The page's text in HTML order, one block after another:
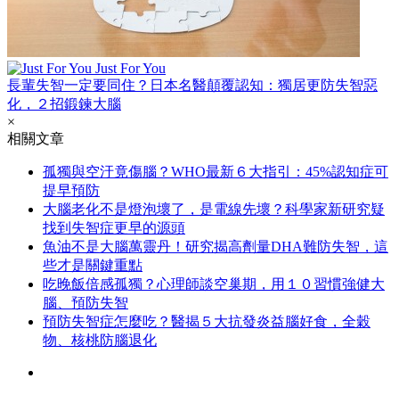
Just For You
長輩失智一定要同住？日本名醫顛覆認知：獨居更防失智惡
化，２招鍛鍊大腦
×
相關文章
孤獨與空汙竟傷腦？WHO最新６大指引：45%認知症可
提早預防
大腦老化不是燈泡壞了，是電線先壞？科學家新研究疑
找到失智症更早的源頭
魚油不是大腦萬靈丹！研究揭高劑量DHA難防失智，這
些才是關鍵重點
吃晚飯倍感孤獨？心理師談空巢期，用１０習慣強健大
腦、預防失智
預防失智症怎麼吃？醫揭５大抗發炎益腦好食，全穀
物、核桃防腦退化